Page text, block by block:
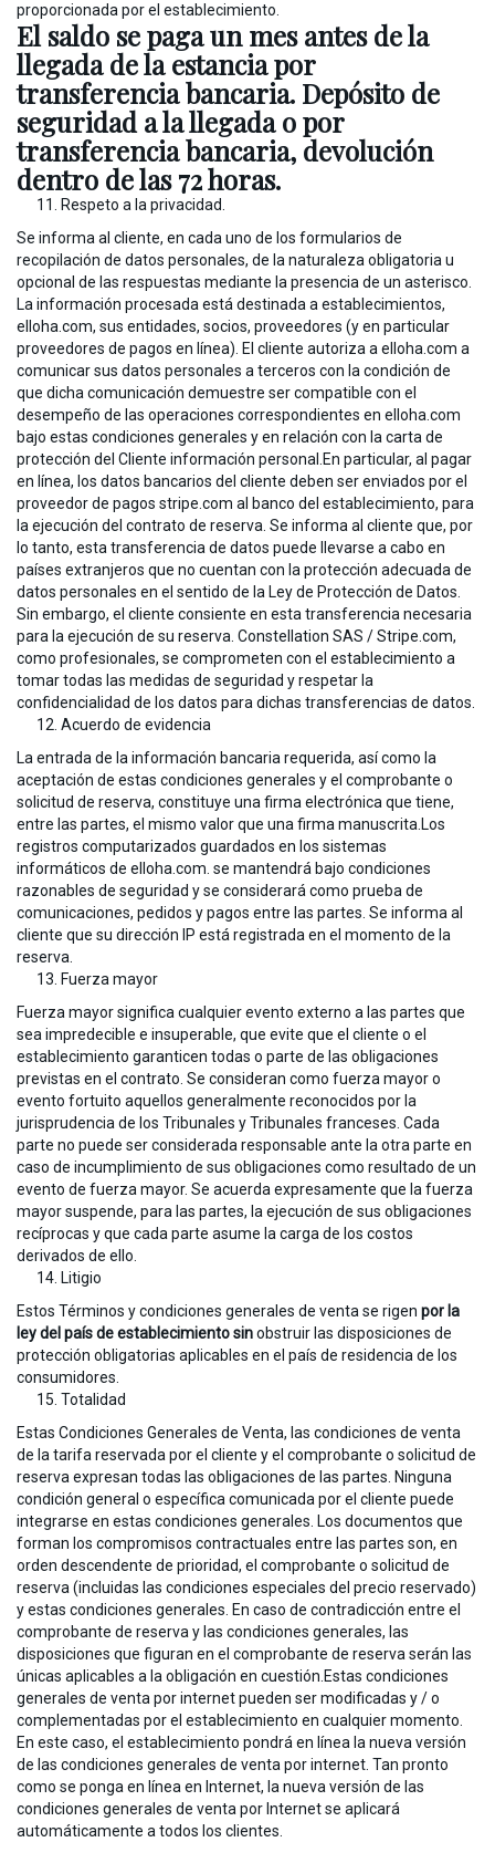
proporcionada por el establecimiento.
El saldo se paga un mes antes de la
llegada de la estancia por
transferencia bancaria. Depósito de
seguridad a la llegada o por
transferencia bancaria, devolución
dentro de las 72 horas.
Respeto a la privacidad.
Se informa al cliente, en cada uno de los formularios de
recopilación de datos personales, de la naturaleza obligatoria u
opcional de las respuestas mediante la presencia de un asterisco.
La información procesada está destinada a establecimientos,
elloha.com, sus entidades, socios, proveedores (y en particular
proveedores de pagos en línea). El cliente autoriza a elloha.com a
comunicar sus datos personales a terceros con la condición de
que dicha comunicación demuestre ser compatible con el
desempeño de las operaciones correspondientes en elloha.com
bajo estas condiciones generales y en relación con la carta de
protección del Cliente información personal.En particular, al pagar
en línea, los datos bancarios del cliente deben ser enviados por el
proveedor de pagos stripe.com al banco del establecimiento, para
la ejecución del contrato de reserva. Se informa al cliente que, por
lo tanto, esta transferencia de datos puede llevarse a cabo en
países extranjeros que no cuentan con la protección adecuada de
datos personales en el sentido de la Ley de Protección de Datos.
Sin embargo, el cliente consiente en esta transferencia necesaria
para la ejecución de su reserva. Constellation SAS / Stripe.com,
como profesionales, se comprometen con el establecimiento a
tomar todas las medidas de seguridad y respetar la
confidencialidad de los datos para dichas transferencias de datos.
Acuerdo de evidencia
La entrada de la información bancaria requerida, así como la
aceptación de estas condiciones generales y el comprobante o
solicitud de reserva, constituye una firma electrónica que tiene,
entre las partes, el mismo valor que una firma manuscrita.Los
registros computarizados guardados en los sistemas
informáticos de elloha.com. se mantendrá bajo condiciones
razonables de seguridad y se considerará como prueba de
comunicaciones, pedidos y pagos entre las partes. Se informa al
cliente que su dirección IP está registrada en el momento de la
reserva.
Fuerza mayor
Fuerza mayor significa cualquier evento externo a las partes que
sea impredecible e insuperable, que evite que el cliente o el
establecimiento garanticen todas o parte de las obligaciones
previstas en el contrato. Se consideran como fuerza mayor o
evento fortuito aquellos generalmente reconocidos por la
jurisprudencia de los Tribunales y Tribunales franceses. Cada
parte no puede ser considerada responsable ante la otra parte en
caso de incumplimiento de sus obligaciones como resultado de un
evento de fuerza mayor. Se acuerda expresamente que la fuerza
mayor suspende, para las partes, la ejecución de sus obligaciones
recíprocas y que cada parte asume la carga de los costos
derivados de ello.
Litigio
Estos Términos y condiciones generales de venta se rigen por la
ley del país de establecimiento sinobstruir las disposiciones de
protección obligatorias aplicables en el país de residencia de los
consumidores.
Totalidad
Estas Condiciones Generales de Venta, las condiciones de venta
de la tarifa reservada por el cliente y el comprobante o solicitud de
reserva expresan todas las obligaciones de las partes. Ninguna
condición general o específica comunicada por el cliente puede
integrarse en estas condiciones generales. Los documentos que
forman los compromisos contractuales entre las partes son, en
orden descendente de prioridad, el comprobante o solicitud de
reserva (incluidas las condiciones especiales del precio reservado)
y estas condiciones generales. En caso de contradicción entre el
comprobante de reserva y las condiciones generales, las
disposiciones que figuran en el comprobante de reserva serán las
únicas aplicables a la obligación en cuestión.Estas condiciones
generales de venta por internet pueden ser modificadas y / o
complementadas por el establecimiento en cualquier momento.
En este caso, el establecimiento pondrá en línea la nueva versión
de las condiciones generales de venta por internet. Tan pronto
como se ponga en línea en Internet, la nueva versión de las
condiciones generales de venta por Internet se aplicará
automáticamente a todos los clientes.